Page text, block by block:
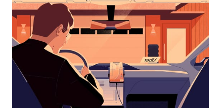
выбрать
дату.
Чтобы
закрыть
календарь,
нажмите
Esc.